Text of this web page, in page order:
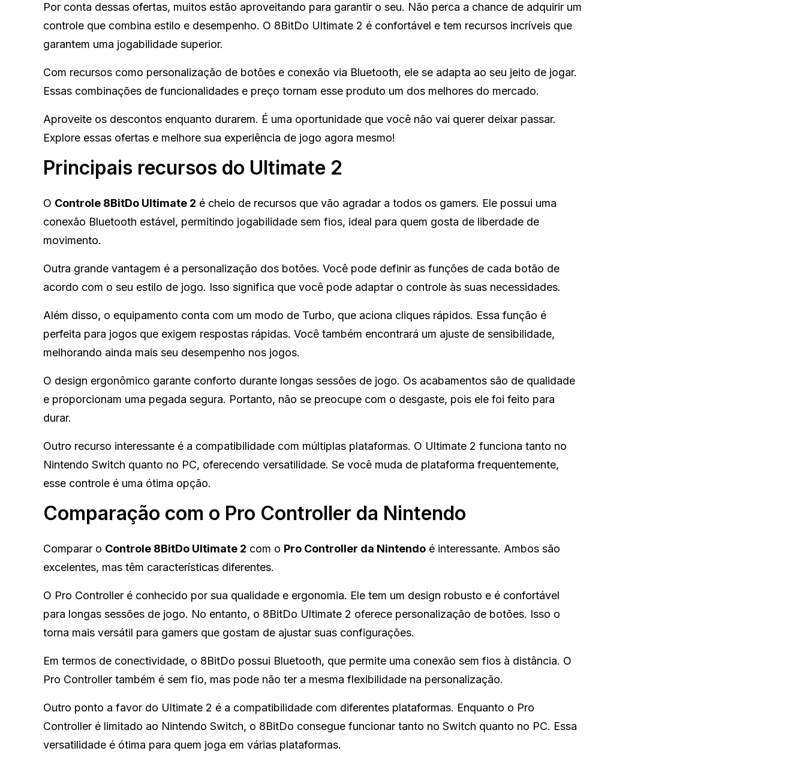
Por conta dessas ofertas, muitos estão aproveitando para garantir o seu. Não perca a chance de adquirir um
controle que combina estilo e desempenho. O 8BitDo Ultimate 2 é confortável e tem recursos incríveis que
garantem uma jogabilidade superior.
Com recursos como personalização de botões e conexão via Bluetooth, ele se adapta ao seu jeito de jogar.
Essas combinações de funcionalidades e preço tornam esse produto um dos melhores do mercado.
Aproveite os descontos enquanto durarem. É uma oportunidade que você não vai querer deixar passar.
Explore essas ofertas e melhore sua experiência de jogo agora mesmo!
Principais recursos do Ultimate 2
O Controle 8BitDo Ultimate 2 é cheio de recursos que vão agradar a todos os gamers. Ele possui uma
conexão Bluetooth estável, permitindo jogabilidade sem fios, ideal para quem gosta de liberdade de
movimento.
Outra grande vantagem é a personalização dos botões. Você pode definir as funções de cada botão de
acordo com o seu estilo de jogo. Isso significa que você pode adaptar o controle às suas necessidades.
Além disso, o equipamento conta com um modo de Turbo, que aciona cliques rápidos. Essa função é
perfeita para jogos que exigem respostas rápidas. Você também encontrará um ajuste de sensibilidade,
melhorando ainda mais seu desempenho nos jogos.
O design ergonômico garante conforto durante longas sessões de jogo. Os acabamentos são de qualidade
e proporcionam uma pegada segura. Portanto, não se preocupe com o desgaste, pois ele foi feito para
durar.
Outro recurso interessante é a compatibilidade com múltiplas plataformas. O Ultimate 2 funciona tanto no
Nintendo Switch quanto no PC, oferecendo versatilidade. Se você muda de plataforma frequentemente,
esse controle é uma ótima opção.
Comparação com o Pro Controller da Nintendo
Comparar o Controle 8BitDo Ultimate 2 com o Pro Controller da Nintendo é interessante. Ambos são
excelentes, mas têm características diferentes.
O Pro Controller é conhecido por sua qualidade e ergonomia. Ele tem um design robusto e é confortável
para longas sessões de jogo. No entanto, o 8BitDo Ultimate 2 oferece personalização de botões. Isso o
torna mais versátil para gamers que gostam de ajustar suas configurações.
Em termos de conectividade, o 8BitDo possui Bluetooth, que permite uma conexão sem fios à distância. O
Pro Controller também é sem fio, mas pode não ter a mesma flexibilidade na personalização.
Outro ponto a favor do Ultimate 2 é a compatibilidade com diferentes plataformas. Enquanto o Pro
Controller é limitado ao Nintendo Switch, o 8BitDo consegue funcionar tanto no Switch quanto no PC. Essa
versatilidade é ótima para quem joga em várias plataformas.